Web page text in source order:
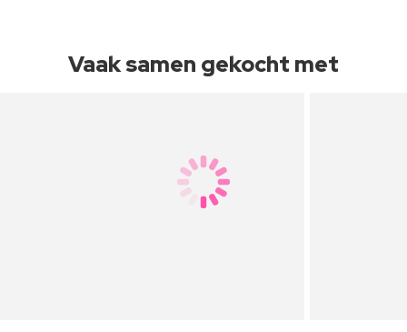
Vaak samen gekocht met